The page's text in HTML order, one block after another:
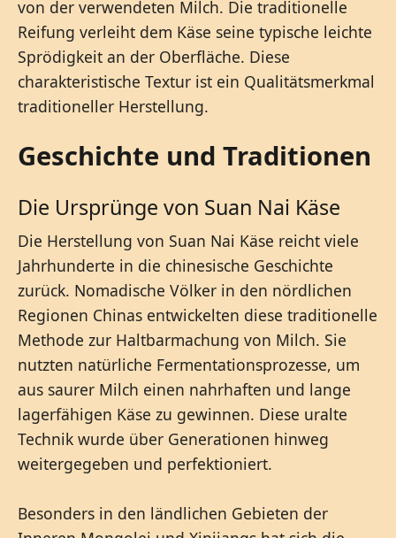
von der verwendeten Milch. Die traditionelle
Reifung verleiht dem Käse seine typische leichte
Sprödigkeit an der Oberfläche. Diese
charakteristische Textur ist ein Qualitätsmerkmal
traditioneller Herstellung.
Geschichte und Traditionen
Die Ursprünge von Suan Nai Käse
Die Herstellung von Suan Nai Käse reicht viele
Jahrhunderte in die chinesische Geschichte
zurück. Nomadische Völker in den nördlichen
Regionen Chinas entwickelten diese traditionelle
Methode zur Haltbarmachung von Milch. Sie
nutzten natürliche Fermentationsprozesse, um
aus saurer Milch einen nahrhaften und lange
lagerfähigen Käse zu gewinnen. Diese uralte
Technik wurde über Generationen hinweg
weitergegeben und perfektioniert.
Besonders in den ländlichen Gebieten der